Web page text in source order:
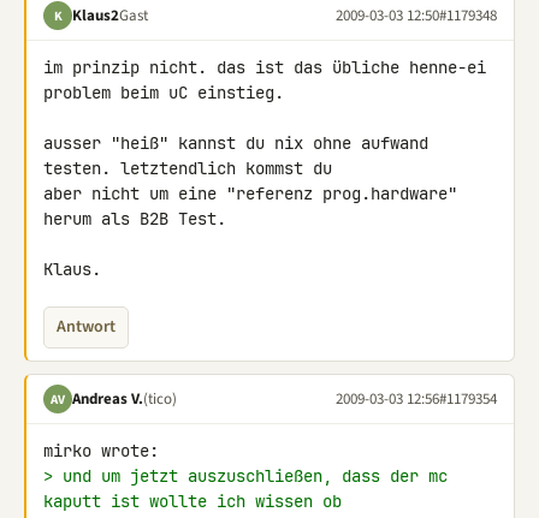
K Klaus2Gast 2009-03-03 12:50#1179348
im prinzip nicht. das ist das übliche henne-ei
problem beim uC einstieg.
ausser "heiß" kannst du nix ohne aufwand
testen. letztendlich kommst du
aber nicht um eine "referenz prog.hardware"
herum als B2B Test.
Klaus.
Antwort
AV Andreas V.(tico) 2009-03-03 12:56#1179354
> und um jetzt auszuschließen, dass der mc
kaputt ist wollte ich wissen ob